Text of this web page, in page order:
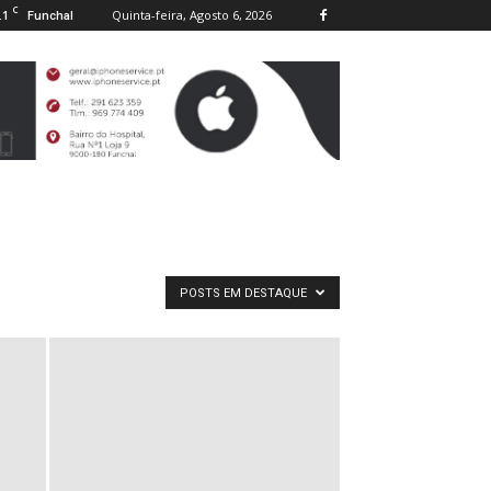
C Funchal Quinta-feira, Agosto 6, 2026
POSTS EM DESTAQUE